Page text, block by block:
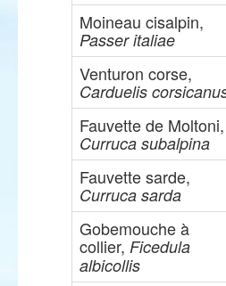
Moineau cisalpin,
Passer italiae
Venturon corse,
Carduelis
Fauvette de Moltoni,
Curruca subalpina
Fauvette sarde,
Curruca sarda
Gobemouche à
collier, Ficedula
albicollis